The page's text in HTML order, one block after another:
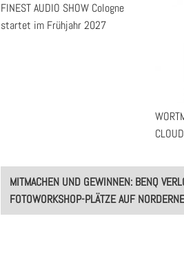
FINEST AUDIO SHOW Cologne
startet im Frühjahr 2027
Post
navigation
MITMACHEN UND GEWINNEN: BENQ
FOTOWORKSHOP-PLÄTZE AUF